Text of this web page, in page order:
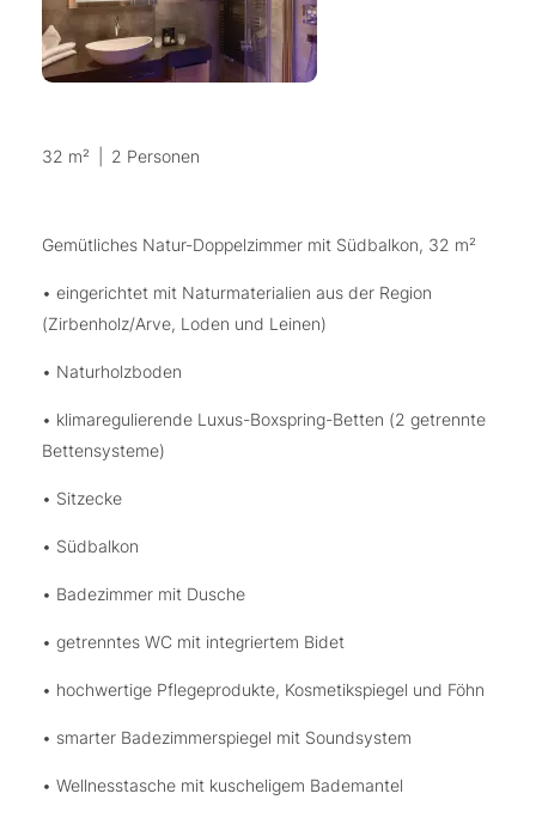
32 m² 2 Personen
Gemütliches Natur-Doppelzimmer mit Südbalkon, 32 m²
• eingerichtet mit Naturmaterialien aus der Region
(Zirbenholz/Arve, Loden und Leinen)
• Naturholzboden
• klimaregulierende Luxus-Boxspring-Betten (2 getrennte
Bettensysteme)
• Sitzecke
• Südbalkon
• Badezimmer mit Dusche
• getrenntes WC mit integriertem Bidet
• hochwertige Pflegeprodukte, Kosmetikspiegel und Föhn
• smarter Badezimmerspiegel mit Soundsystem
• Wellnesstasche mit kuscheligem Bademantel